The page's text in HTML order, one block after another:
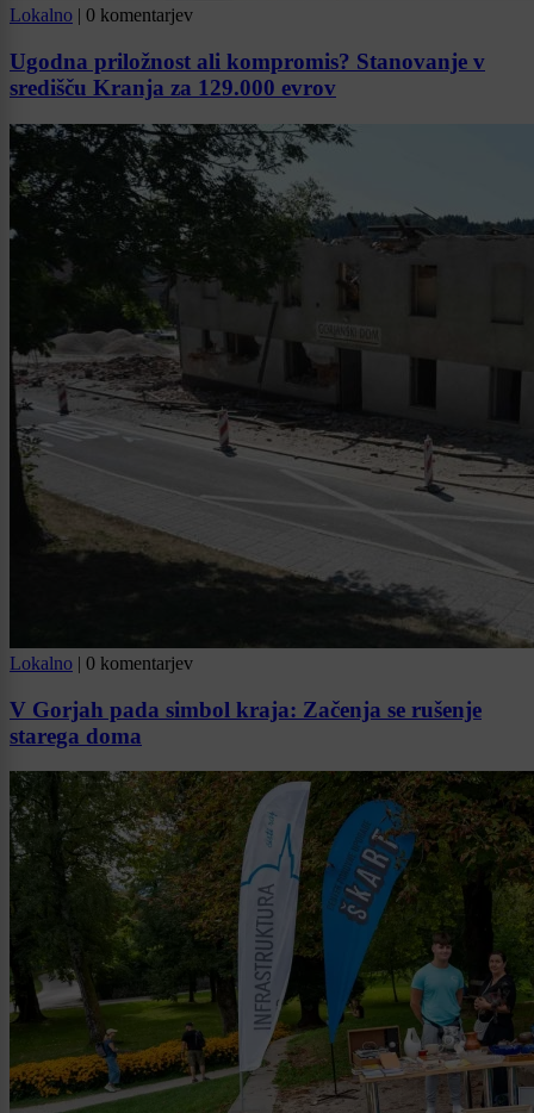
Lokalno | 0 komentarjev
Ugodna priložnost ali kompromis? Stanovanje v
središču Kranja za 129.000 evrov
Lokalno | 0 komentarjev
V Gorjah pada simbol kraja: Začenja se rušenje
starega doma